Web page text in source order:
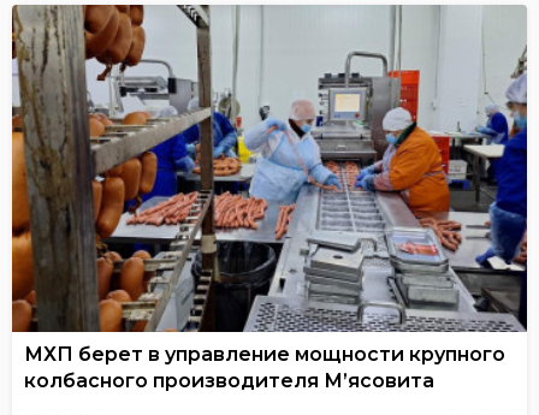
МХП берет в управление мощности крупного
колбасного производителя М’ясовита